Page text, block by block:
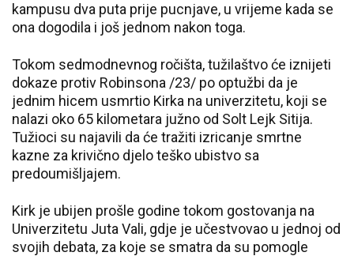
kampusu dva puta prije pucnjave, u vrijeme kada se
ona dogodila i još jednom nakon toga.
Tokom sedmodnevnog ročišta, tužilaštvo će iznijeti
dokaze protiv Robinsona /23/ po optužbi da je
jednim hicem usmrtio Kirka na univerzitetu, koji se
nalazi oko 65 kilometara južno od Solt Lejk Sitija.
Tužioci su najavili da će tražiti izricanje smrtne
kazne za krivično djelo teško ubistvo sa
predoumišljajem.
Kirk je ubijen prošle godine tokom gostovanja na
Univerzitetu Јuta Vali, gdje je učestvovao u jednoj od
svojih debata, za koje se smatra da su pomogle